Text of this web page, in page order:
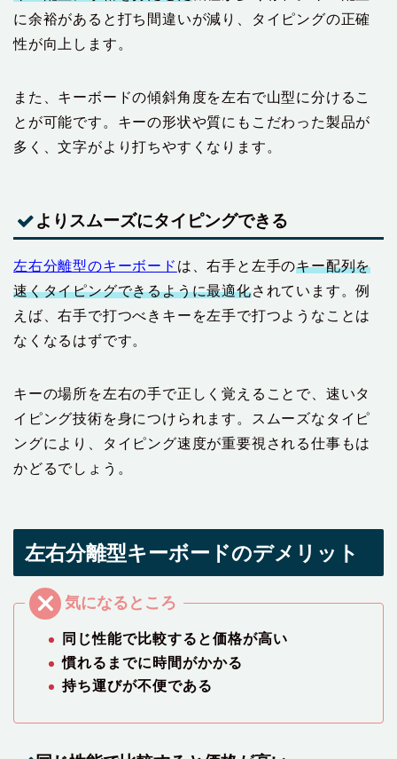
に余裕があると打ち間違いが減り、タイピングの正確
性が向上します。
また、キーボードの傾斜角度を左右で山型に分けるこ
とが可能です。キーの形状や質にもこだわった製品が
多く、文字がより打ちやすくなります。
よりスムーズにタイピングできる
左右分離型のキーボード は、右手と左手のキー配列を
速くタイピングできるように最適化されています。例
えば、右手で打つべきキーを左手で打つようなことは
なくなるはずです。
キーの場所を左右の手で正しく覚えることで、速いタ
イピング技術を身につけられます。スムーズなタイピ
ングにより、タイピング速度が重要視される仕事もは
かどるでしょう。
左右分離型キーボードのデメリット
同じ性能で比較すると価格が高い
慣れるまでに時間がかかる
持ち運びが不便である